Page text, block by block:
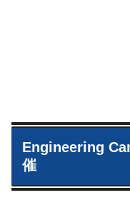
Engineering
催